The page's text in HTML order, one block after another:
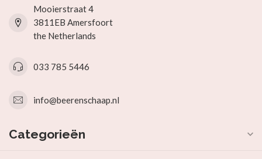
Mooierstraat 4
3811EB Amersfoort
the Netherlands
033 785 5446
info@beerenschaap.nl
Categorieën